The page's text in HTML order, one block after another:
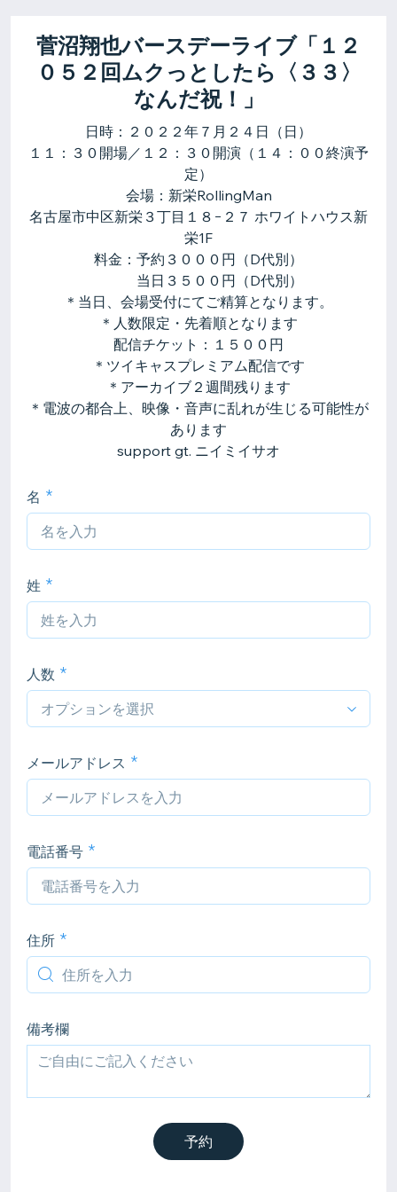
菅沼翔也バースデーライブ「１２
０５２回ムクっとしたら〈３３〉
なんだ祝！」
日時：２０２２年７月２４日（日）
１１：３０開場／１２：３０開演（１４：００終演予
定）
会場：新栄RollingMan
名古屋市中区新栄３丁目１８−２７ ホワイトハウス新
栄1F
料金：予約３０００円（D代別）
当日３５００円（D代別）
＊当日、会場受付にてご精算となります。
＊人数限定・先着順となります
配信チケット：１５００円
＊ツイキャスプレミアム配信です
＊アーカイブ２週間残ります
＊電波の都合上、映像・音声に乱れが生じる可能性が
あります
support gt. ニイミイサオ
名
姓
人数
メールアドレス
電話番号
住所
備考欄
予約